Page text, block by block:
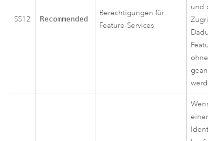
SS12 Recommended
Berechtigungen für
Feature-Services
und
Zugriff
ohne
Wenn
einem